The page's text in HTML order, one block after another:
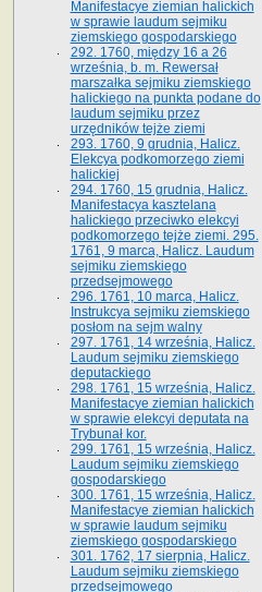
Manifestacye ziemian halickich
w sprawie laudum sejmiku
ziemskiego gospodarskiego
292. 1760, między 16 a 26
września, b. m. Rewersał
marszałka sejmiku ziemskiego
halickiego na punkta podane do
laudum sejmiku przez
urzędników tejże ziemi
293. 1760, 9 grudnia, Halicz.
Elekcya podkomorzego ziemi
halickiej
294. 1760, 15 grudnia, Halicz.
Manifestacya kasztelana
halickiego przeciwko elekcyi
podkomorzego tejże ziemi. 295.
1761, 9 marca, Halicz. Laudum
sejmiku ziemskiego
przedsejmowego
296. 1761, 10 marca, Halicz.
Instrukcya sejmiku ziemskiego
posłom na sejm walny
297. 1761, 14 września, Halicz.
Laudum sejmiku ziemskiego
deputackiego
298. 1761, 15 września, Halicz.
Manifestacye ziemian halickich
w sprawie elekcyi deputata na
Trybunał kor.
299. 1761, 15 września, Halicz.
Laudum sejmiku ziemskiego
gospodarskiego
300. 1761, 15 września, Halicz.
Manifestacye ziemian halickich
w sprawie laudum sejmiku
ziemskiego gospodarskiego
301. 1762, 17 sierpnia, Halicz.
Laudum sejmiku ziemskiego
przedsejmowego